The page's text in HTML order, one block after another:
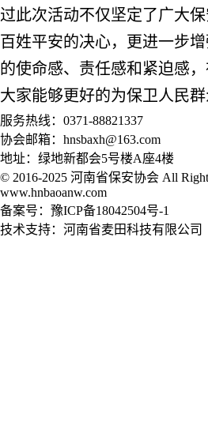
过此次活动不仅坚定了广大
百姓平安的决心，更进一步
的使命感、责任感和紧迫感
大家能够更好的为保卫人民群
服务热线：0371-88821337
协会邮箱：hnsbaxh@163.com
地址：绿地新都会5号楼A座4楼
© 2016-2025 河南省保安协会 All
www.hnbaoanw.com
备案号：豫ICP备18042504号-1
技术支持：河南省麦田科技有限公司